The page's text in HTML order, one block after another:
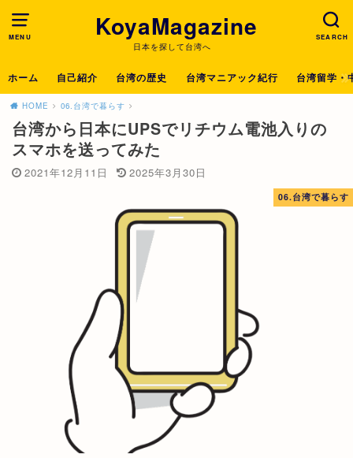
MENU SEARCH
KoyaMagazine
日本を探して台湾へ
ホーム 自己紹介 台湾の歴史 台湾マニアック紀行 台湾留学・
HOME 06.台湾で暮らす
台湾から日本にUPSでリチウム電池入りの
スマホを送ってみた
2021年12月11日 2025年3月30日
06.台湾で暮らす